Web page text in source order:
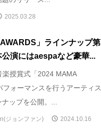
2025.03.28
AWARDS」ラインナップ第
演にはaespaなど豪華...
楽授賞式「2024 MAMA
フォーマンスを行うアーティス
ップを公開。...
ジョンファン) 2024.10.16